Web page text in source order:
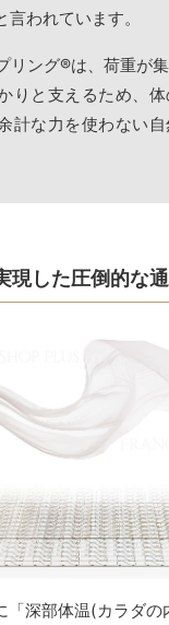
言われています。
リング®は、荷重が
りと支えるため、
計な力を使わない
現した圧倒的な
「深部体温(カラダ